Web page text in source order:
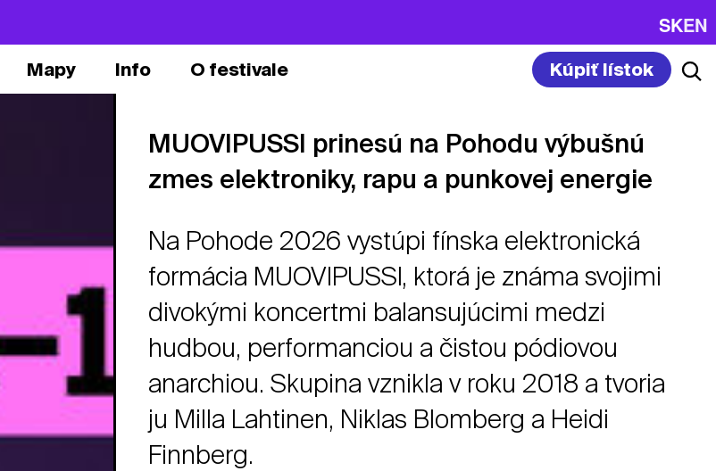
SKEN
Mapy Info O festivale Kúpiť lístok
MUOVIPUSSI prinesú na Pohodu výbušnú
zmes elektroniky, rapu a punkovej energie
Na Pohode 2026 vystúpi fínska elektronická
formácia MUOVIPUSSI, ktorá je známa svojimi
divokými koncertmi balansujúcimi medzi
hudbou, performanciou a čistou pódiovou
anarchiou. Skupina vznikla v roku 2018 a tvoria
ju Milla Lahtinen, Niklas Blomberg a Heidi
Finnberg.